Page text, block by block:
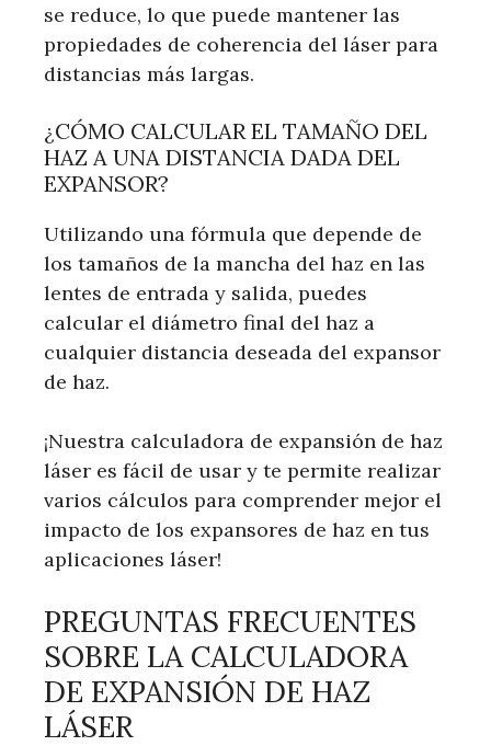
se reduce, lo que puede mantener las
propiedades de coherencia del láser para
distancias más largas.
¿CÓMO CALCULAR EL TAMAÑO DEL
HAZ A UNA DISTANCIA DADA DEL
EXPANSOR?
Utilizando una fórmula que depende de
los tamaños de la mancha del haz en las
lentes de entrada y salida, puedes
calcular el diámetro final del haz a
cualquier distancia deseada del expansor
de haz.
¡Nuestra calculadora de expansión de haz
láser es fácil de usar y te permite realizar
varios cálculos para comprender mejor el
impacto de los expansores de haz en tus
aplicaciones láser!
PREGUNTAS FRECUENTES
SOBRE LA CALCULADORA
DE EXPANSIÓN DE HAZ
LÁSER